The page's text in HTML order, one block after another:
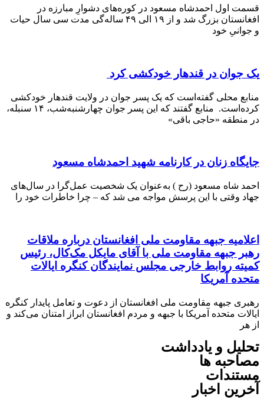
احمدشاه مسعود در کوره‌های دشوارِ مبارزه در
افغانستان بزرگ شد و از ۱۹ الی ۴۹ ساله‌گی مدت سی سال حیات
خود
در قندهار خودکشی کرد
محلی گفته‌است که یک پسر جوان در ولایت قندهار خودکشی
کرده‌است. منابع گفتند که این پسر جوان چهارشنبه‌شب، ۱۴ سنبله،
«حاجی باقی»
زنان در کارنامه شهید احمدشاه مسعود
شاه مسعود (رح ) به‌عنوان یک شخصیت عمل‌گرا در سال‌های
با این پرسش مواجه می شد که – چرا خاطرات خود را
جبهه مقاومت ملی افغانستان درباره ملاقات
جبهه مقاومت ملی با آقای مایکل مک‌کال، رئیس
روابط خارجی مجلس نمایندگان کنگره ایالات
آمریکا
جبهه مقاومت ملی افغانستان از دعوت و تعامل پایدار کنگره
متحده آمریکا با جبهه و مردم افغانستان ابراز امتنان می‌کند و
و یادداشت
ها
اخبار